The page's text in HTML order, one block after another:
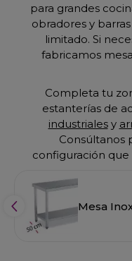
para grandes
obradores y
limitado. Si
fabricamos
Completa tu
estanterías de
industrialesy
Consúltanos
configuración que
Mesa